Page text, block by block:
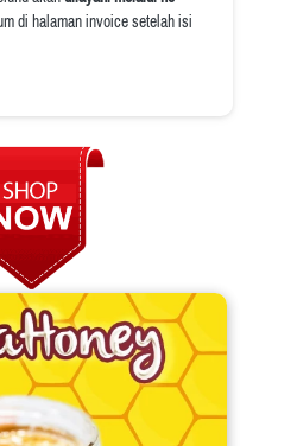
di halaman invoice setelah isi